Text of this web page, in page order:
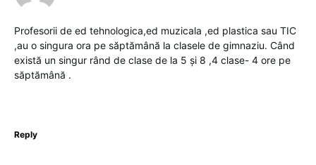
Profesorii de ed tehnologica,ed muzicala ,ed plastica sau TIC
,au o singura ora pe săptămână la clasele de gimnaziu. Când
există un singur rând de clase de la 5 și 8 ,4 clase- 4 ore pe
săptămână .
Reply